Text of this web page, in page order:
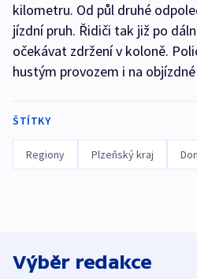
kilometru. Od půl druhé
jízdní pruh. Řidiči tak již po
očekávat zdržení v koloně.
hustým provozem i na
ŠTÍTKY
Regiony Plzeňský kraj
Výběr redakce